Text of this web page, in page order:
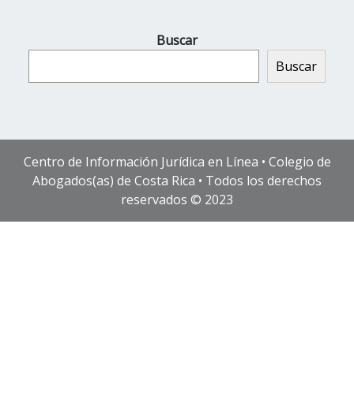
Buscar
Buscar
Centro de Información Jurídica en Línea • Colegio de
Abogados(as) de Costa Rica • Todos los derechos
reservados © 2023